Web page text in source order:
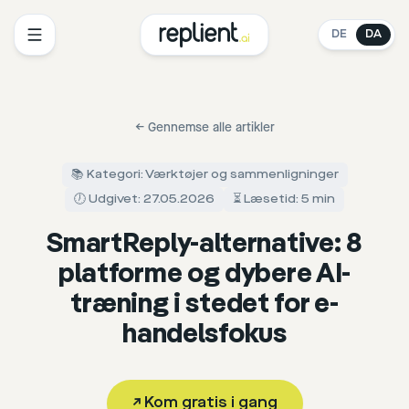
DE DA
← Gennemse alle artikler
📚 Kategori: Værktøjer og sammenligninger
🕖 Udgivet: 27.05.2026
⏳ Læsetid: 5 min
SmartReply-alternative: 8
platforme og dybere AI-
træning i stedet for e-
handelsfokus
↗ Kom gratis i gang